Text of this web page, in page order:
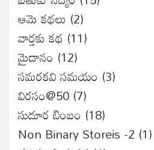
ఆమె కథలు (2)
వార్తకు కథ (11)
మైదానం (12)
సమరకవి సమయం (3)
విరసం@50 (7)
సుదూర బింబం (18)
Non Binary Storeis -2 (1)